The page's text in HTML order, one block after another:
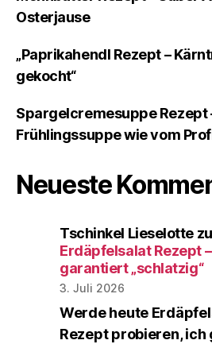
Osterjause
„Paprikahendl Rezept –
gekocht“
Spargelcremesuppe Rezept
Frühlingssuppe wie vom
Neueste
Tschinkel Lieselotte zu
Erdäpfelsalat Rezept
garantiert „schlatzig“
3. Juli 2026
Werde heute
Rezept probieren, ich